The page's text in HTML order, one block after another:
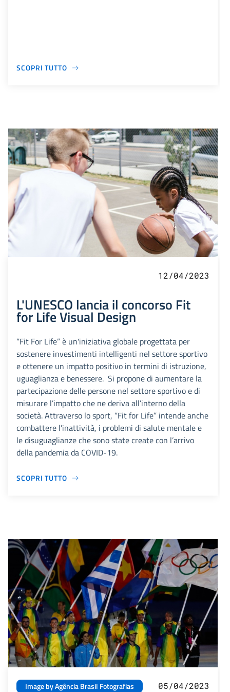
SCOPRI TUTTO
12/04/2023
L'UNESCO lancia il concorso Fit
for Life Visual Design
“Fit For Life” è un'iniziativa globale progettata per
sostenere investimenti intelligenti nel settore sportivo
e ottenere un impatto positivo in termini di istruzione,
uguaglianza e benessere. Si propone di aumentare la
partecipazione delle persone nel settore sportivo e di
misurare l’impatto che ne deriva all’interno della
società. Attraverso lo sport, “Fit for Life” intende anche
combattere l’inattività, i problemi di salute mentale e
le disuguaglianze che sono state create con l’arrivo
della pandemia da COVID-19.
SCOPRI TUTTO
Image by Agência Brasil Fotografias 05/04/2023